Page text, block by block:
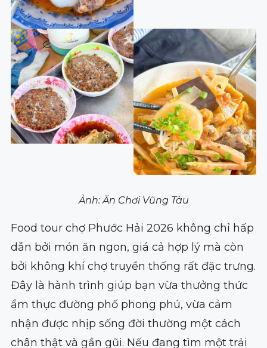
Ảnh: Ăn Chơi Vũng Tàu
Food tour chợ Phước Hải 2026 không chỉ hấp
dẫn bởi món ăn ngon, giá cả hợp lý mà còn
bởi không khí chợ truyền thống rất đặc trưng.
Đây là hành trình giúp bạn vừa thưởng thức
ẩm thực đường phố phong phú, vừa cảm
nhận được nhịp sống đời thường một cách
chân thật và gần gũi. Nếu đang tìm một trải